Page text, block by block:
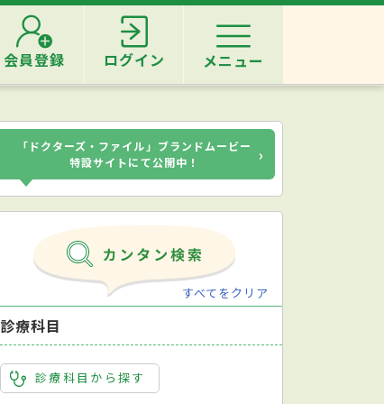
会員登録 ログイン メニュー
「ドクターズ・ファイル」ブランドムービー
特設サイトにて公開中！
›
すべてをクリア
診療科目
診療科目から探す